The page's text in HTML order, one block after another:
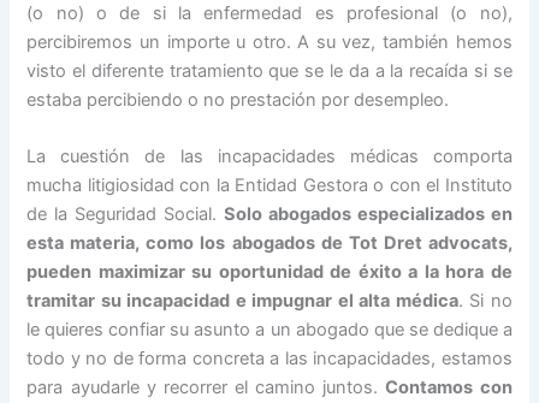
(o no) o de si la enfermedad es profesional (o no),
percibiremos un importe u otro. A su vez, también hemos
visto el diferente tratamiento que se le da a la recaída si se
estaba percibiendo o no prestación por desempleo.
La cuestión de las incapacidades médicas comporta
mucha litigiosidad con la Entidad Gestora o con el Instituto
de la Seguridad Social. Solo abogados especializados en
esta materia, como los abogados de Tot Dret advocats,
pueden maximizar su oportunidad de éxito a la hora de
tramitar su incapacidad e impugnar el alta médica. Si no
le quieres confiar su asunto a un abogado que se dedique a
todo y no de forma concreta a las incapacidades, estamos
para ayudarle y recorrer el camino juntos.Contamos con